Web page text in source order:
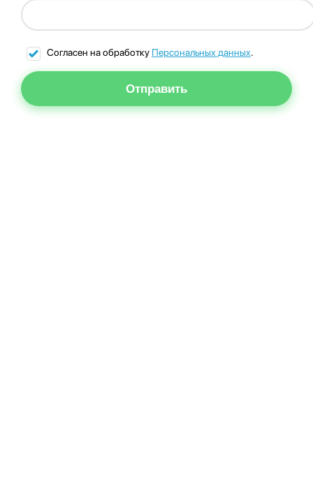
Согласен на обработку Персональных данных.
Отправить